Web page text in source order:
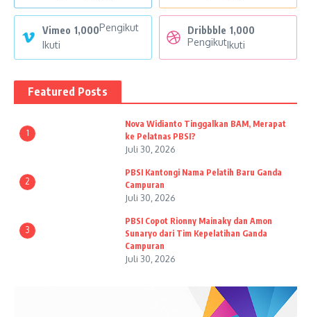
Vimeo 1,000Pengikut
Ikuti
Dribbble 1,000
PengikutIkuti
Featured Posts
1
Nova Widianto Tinggalkan BAM, Merapat
ke Pelatnas PBSI?
Juli 30, 2026
2
PBSI Kantongi Nama Pelatih Baru Ganda
Campuran
Juli 30, 2026
3
PBSI Copot Rionny Mainaky dan Amon
Sunaryo dari Tim Kepelatihan Ganda
Campuran
Juli 30, 2026